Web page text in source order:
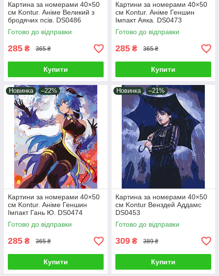
Картина за номерами 40×50
см Kontur. Аніме Великий з
бродячих псів. DS0486
Готово до відправки
285 ₴ 365 ₴
Купити
Картини за номерами 40×50
см Kontur. Аніме Геншин
Імпакт Аяка. DS0473
Готово до відправки
285 ₴ 365 ₴
Купити
Новинка –22%
Картини за номерами 40×50
см Kontur. Аніме Геншин
Імпакт Гань Ю. DS0474
Готово до відправки
285 ₴ 365 ₴
Купити
Новинка –21%
Картина за номерами 40×50
см Kontur Венздей Аддамс
DS0453
Готово до відправки
309 ₴ 389 ₴
Купити